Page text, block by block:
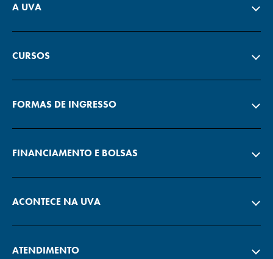
A UVA
CURSOS
FORMAS DE INGRESSO
FINANCIAMENTO E BOLSAS
ACONTECE NA UVA
ATENDIMENTO